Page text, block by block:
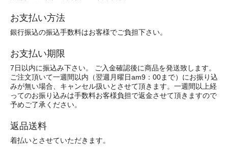
お支払い方法
銀行振込の振込手数料はお客様でご負担下さい。
お支払い期限
7日以内に振込み下さい。 ご入金確認後に商品を発送致します。
ご注文頂いて一週間以内（翌週月曜日am9：00まで）にお振り込
みが無い場合、キャンセル扱いとさせて頂きます。一週間以上経
ってのお振り込みは手数料お客様負担で返金させて頂きますので
予めご了承ください。
返品送料
着払いとさせていただきます。